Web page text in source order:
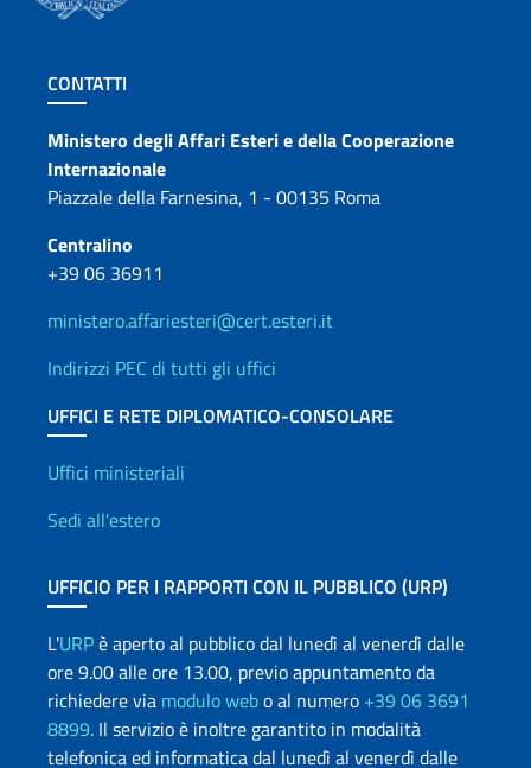
Sezione footer
CONTATTI
Contatti
Ministero degli Affari Esteri e della Cooperazione
Internazionale
Piazzale della Farnesina, 1 - 00135 Roma
Centralino
+39 06 36911
ministero.affariesteri@cert.esteri.it
Indirizzi PEC di tutti gli uffici
UFFICI E RETE DIPLOMATICO-CONSOLARE
Uffici e Rete diplomatica
Uffici ministeriali
Sedi all'estero
UFFICIO PER I RAPPORTI CON IL PUBBLICO (URP)
L'URPè aperto al pubblico dal lunedì al venerdì dalle
ore 9.00 alle ore 13.00, previo appuntamento da
richiedere via modulo webo al numero +39 06 3691
8899. Il servizio è inoltre garantito in modalità
telefonica ed informatica dal lunedì al venerdì dalle